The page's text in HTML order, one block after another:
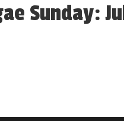
Sunday: